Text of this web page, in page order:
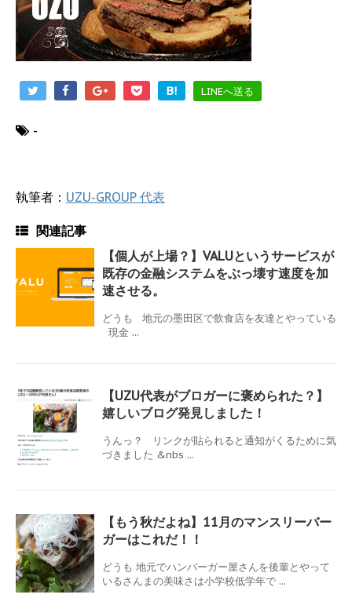
B! LINEへ送る
-
執筆者： UZU-GROUP 代表
関連記事
【個人が上場？】VALUというサービスが
既存の金融システムをぶっ壊す速度を加
速させる。
どうも 地元の墨田区で飲食店を友達とやっている
現金 ...
【UZU代表がブロガーに褒められた？】
嬉しいブログ発見しました！
うんっ？ リンクが貼られると通知がくるために気
づきました &nbs ...
【もう秋だよね】11月のマンスリーバー
ガーはこれだ！！
どうも 地元でハンバーガー屋さんを後輩とやって
いるさんまの美味さは小学校低学年で ...